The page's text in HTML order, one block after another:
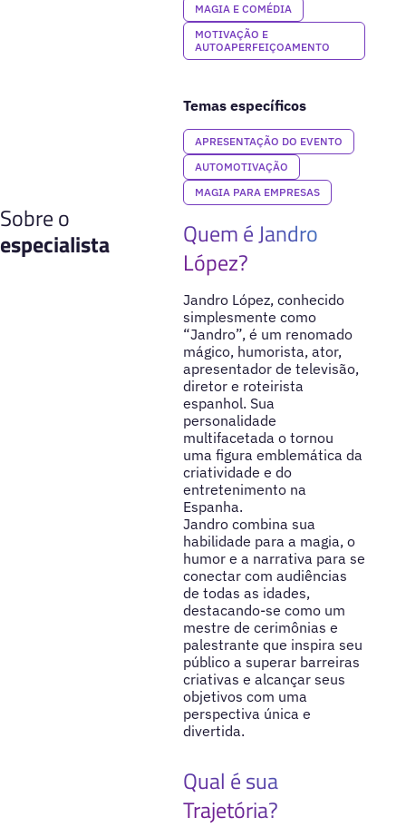
MAGIA E COMÉDIA
MOTIVAÇÃO E
AUTOAPERFEIÇOAMENTO
Temas específicos
APRESENTAÇÃO DO EVENTO
AUTOMOTIVAÇÃO
MAGIA PARA EMPRESAS
Sobre o
especialista
Quem é Jandro
López?
Jandro López, conhecido
simplesmente como
“Jandro”, é um renomado
mágico, humorista, ator,
apresentador de televisão,
diretor e roteirista
espanhol. Sua
personalidade
multifacetada o tornou
uma figura emblemática da
criatividade e do
entretenimento na
Espanha.
Jandro combina sua
habilidade para a magia, o
humor e a narrativa para se
conectar com audiências
de todas as idades,
destacando-se como um
mestre de cerimônias e
palestrante que inspira seu
público a superar barreiras
criativas e alcançar seus
objetivos com uma
perspectiva única e
divertida.
Qual é sua
Trajetória?